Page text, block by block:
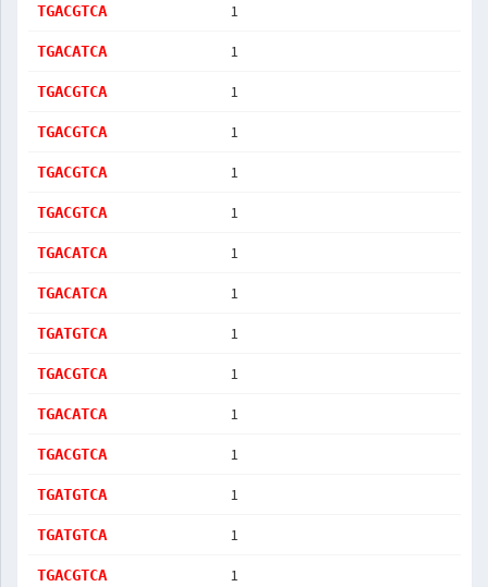
TGACGTCA 1
TGACATCA 1
TGACGTCA 1
TGACGTCA 1
TGACGTCA 1
TGACGTCA 1
TGACATCA 1
TGACATCA 1
TGATGTCA 1
TGACGTCA 1
TGACATCA 1
TGACGTCA 1
TGATGTCA 1
TGATGTCA 1
TGACGTCA 1